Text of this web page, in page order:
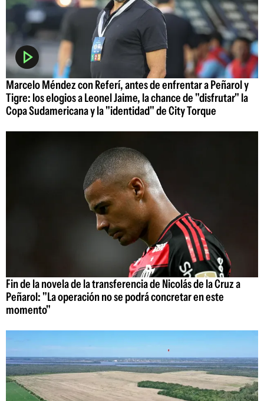
Marcelo Méndez con Referí, antes de enfrentar a Peñarol y
Tigre: los elogios a Leonel Jaime, la chance de "disfrutar" la
Copa Sudamericana y la "identidad" de City Torque
Fin de la novela de la transferencia de Nicolás de la Cruz a
Peñarol: "La operación no se podrá concretar en este
momento"